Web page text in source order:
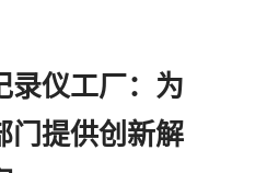
录仪工厂：为
门提供创新解